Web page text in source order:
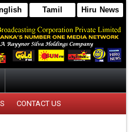
Tamil Hiru News
CONTACT US